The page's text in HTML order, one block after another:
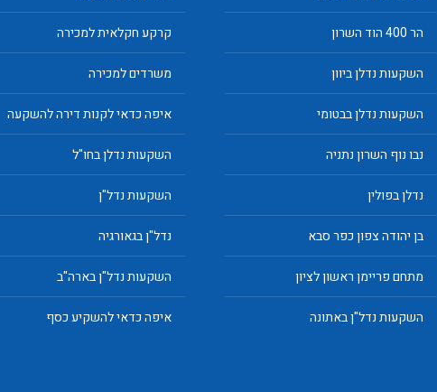
הר 400 הוד השרון
השקעות נדלן ביוון
השקעות נדלן בבטומי
נבו נוף השרון נתניה
נדלן בפולין
בן יהודה צפון כפר סבא
מתחם פריימן ראשון לציון
השקעות נדל"ן באתונה
קרקע חקלאית למכירה
משרדים למכירה
איפה כדאי לקנות דירה להשקעה
השקעות נדלן בחו"ל
השקעות נדל"ן
נדל"ן בגאורגיה
השקעות נדל"ן בארה"ב
איפה כדאי להשקיע כסף